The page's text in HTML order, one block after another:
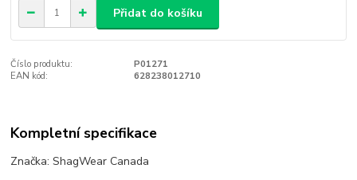
Přidat do košíku
Číslo produktu:
P01271
EAN kód:
628238012710
Kompletní specifikace
Značka: ShagWear Canada